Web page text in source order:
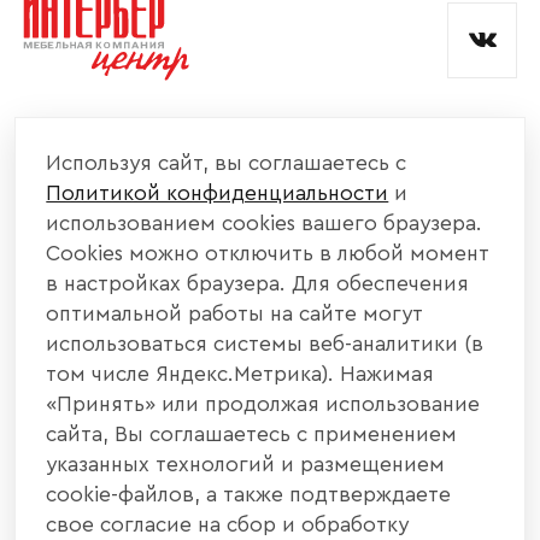
КАТАЛОГ МЕБЕЛИ
ИНФОРМАЦИЯ
НАШИ КОНТАКТЫ
+7 800 700 20 58
440004, г. Пенза, ул. Рябова, д. 31
Используя сайт, вы соглашаетесь с
Политикой конфиденциальности и
использованием cookies вашего браузера.
Cookies можно отключить в любой момент
в настройках браузера. Для обеспечения
оптимальной работы на сайте могут
использоваться системы веб-аналитики (в
том числе Яндекс.Метрика). Нажимая
«Принять» или продолжая использование
сайта, Вы соглашаетесь с применением
указанных технологий и размещением
cookie-файлов, а также подтверждаете
свое согласие на сбор и обработку